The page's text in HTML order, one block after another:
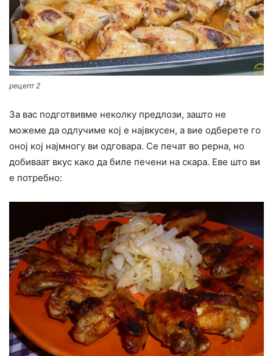
рецепт 2
За вас подготвивме неколку предлози, зашто не
можеме да одлучиме кој е највкусен, а вие одберете го
оној кој најмногу ви одговара. Се печат во рерна, но
добиваат вкус како да биле печени на скара. Еве што ви
е потребно: